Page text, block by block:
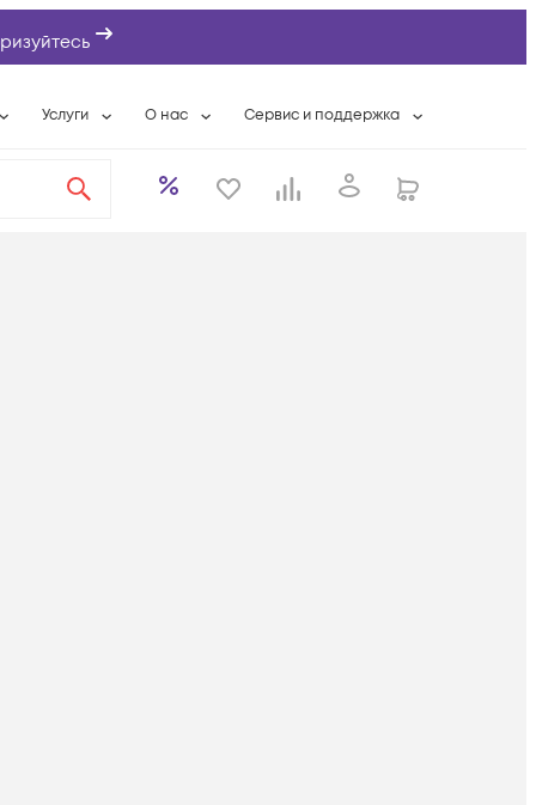
Услуги
Системная интеграция
О нас
Контактная информация
Сервис и поддержка
Контакты сервисных центров